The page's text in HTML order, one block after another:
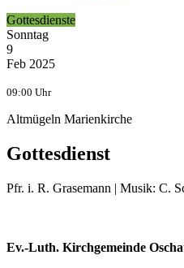
Gottesdienste
Sonntag
9
Feb 2025
09:00 Uhr
Altmügeln Marienkirche
Gottesdienst
Pfr. i. R. Grasemann | Musik: C.
Ev.-Luth. Kirchgemeinde